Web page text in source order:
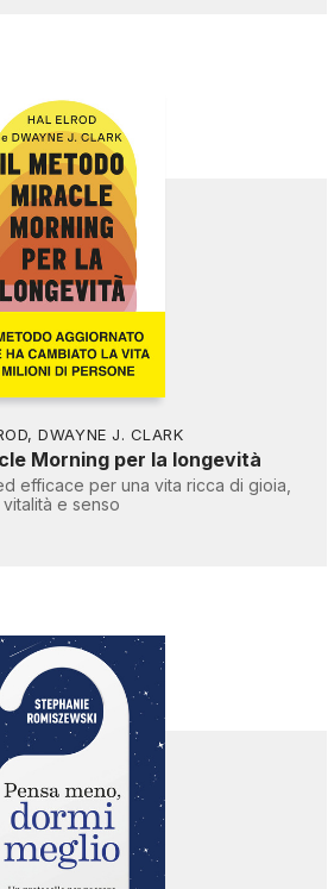
,DWAYNE J. CLARK
Morning per la longevità
efficace per una vita ricca di gioia,
vitalità e senso